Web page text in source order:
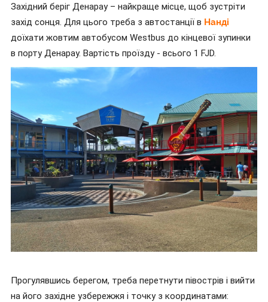
Західний беріг Денарау – найкраще місце, щоб зустріти
захід сонця. Для цього треба з автостанції в Нанді
доїхати жовтим автобусом Westbus до кінцевої зупинки
в порту Денарау. Вартість проїзду - всього 1 FJD.
Прогулявшись берегом, треба перетнути півострів і вийти
на його західне узбережжя і точку з координатами: